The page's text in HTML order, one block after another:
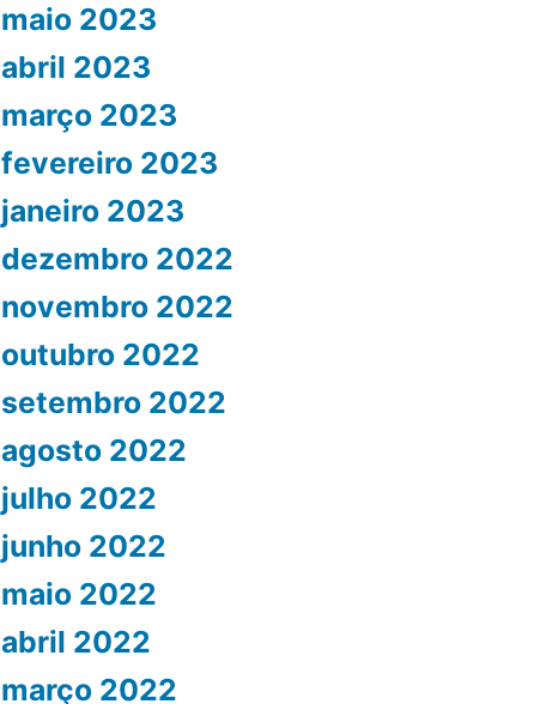
maio 2023
abril 2023
março 2023
fevereiro 2023
janeiro 2023
dezembro 2022
novembro 2022
outubro 2022
setembro 2022
agosto 2022
julho 2022
junho 2022
maio 2022
abril 2022
março 2022